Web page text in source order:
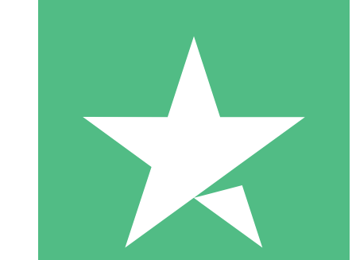
Individuelle Credit-Pakete
Zahlen Sie nach Bedarf mit Download-Credits. Keine
monatliche Verpflichtung erforderlich.
10 00